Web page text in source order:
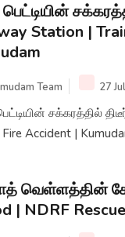
பெட்டியின்
Station |
Team 27
சக்கரத்தில்
Fire Accident |
வெள்ளத்தின்
| NDRF